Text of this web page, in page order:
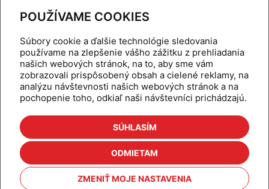
POUŽÍVAME COOKIES
Súbory cookie a ďalšie technológie sledovania
používame na zlepšenie vášho zážitku z prehliadania
našich webových stránok, na to, aby sme vám
zobrazovali prispôsobený obsah a cielené reklamy, na
analýzu návštevnosti našich webových stránok a na
pochopenie toho, odkiaľ naši návštevníci prichádzajú.
SÚHLASÍM
ODMIETAM
ZMENIŤ MOJE NASTAVENIA
Dynamické termostatické ventily
Domov
Produkty
Aktuality
Odber šikovné tipy
Kalkulačky
Cenníky
Na stiahnutie
Referencie
Kontakt